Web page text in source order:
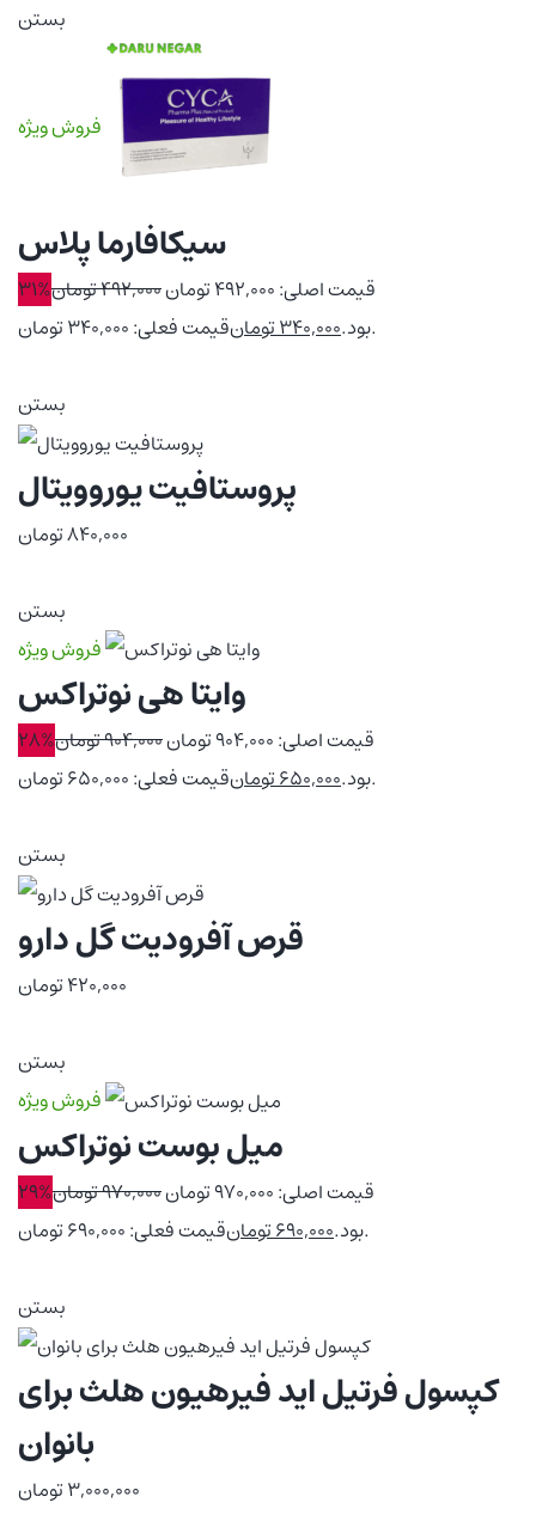
بستن
فروش ویژه
سیکافارما پلاس
31% 492,000تومان
قیمت اصلی: 492,000 تومان
بود.340,000تومان قیمت فعلی: 340,000 تومان.
بستن
پروستافیت یوروویتال
840,000تومان
بستن
فروش ویژه
وایتا هی نوتراکس
28% 904,000تومان
قیمت اصلی: 904,000 تومان
بود.650,000تومان قیمت فعلی: 650,000 تومان.
بستن
قرص آفرودیت گل دارو
420,000تومان
بستن
فروش ویژه
میل بوست نوتراکس
29% 970,000تومان
قیمت اصلی: 970,000 تومان
بود.690,000تومان قیمت فعلی: 690,000 تومان.
بستن
کپسول فرتیل اید فیرهیون هلث برای
بانوان
3,000,000تومان